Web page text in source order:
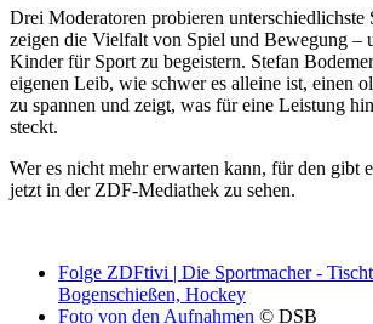
Drei Moderatoren probieren unterschiedlichste
zeigen die Vielfalt von Spiel und Bewegung –
Kinder für Sport zu begeistern. Stefan
eigenen Leib, wie schwer es alleine ist, einen
zu spannen und zeigt, was für eine Leistung
steckt.
Wer es nicht mehr erwarten kann, für den gibt
jetzt in der ZDF-Mediathek zu sehen.
Folge ZDFtivi | Die Sportmacher -
Bogenschießen, Hockey
Foto von den Aufnahmen © DSB